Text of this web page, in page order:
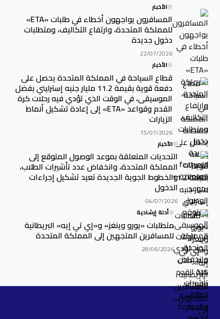
الأخبار
المسافرون يواجهون أخطاء في طلبات «ETA»
للمملكة المتحدة، وارتفاع التكاليف، ومتطلبات
دخول جديدة
22/07/2026
الأخبار
قطاع السياحة في المملكة المتحدة يحصل على
دفعة قوية بقيمة 11.2 مليار جنيه إسترليني بفضل
الموسيقى، في الوقت الذي تؤدي فيه رحلات كرة
القدم وقواعد «ETA» إلى إعادة تشكيل أنماط
الزيارات
15/07/2026
الأخبار
التحديات المتعلقة بموعد الوصول المتوقع إلى
المملكة المتحدة، وانخفاض عدد تأشيرات الطلاب،
والخطوط الجوية الجديدة تعيد تشكيل إجراءات
الدخول
04/07/2026
أدلة إرشادية
متطلبات «يورو وينغز» و«إي تي إيه» البريطانية
للمسافرين المتجهين إلى المملكة المتحدة
28/06/2026